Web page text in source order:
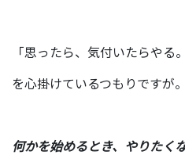
「思ったら、気付いたらやる。
を心掛けているつもりですが。
何かを始めるとき、やりたく